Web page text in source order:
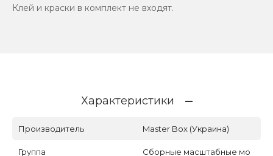
Клей и краски в комплект не входят.
Характеристики
Производитель Master Box (Украина)
Группа
Сборные масштабные мо